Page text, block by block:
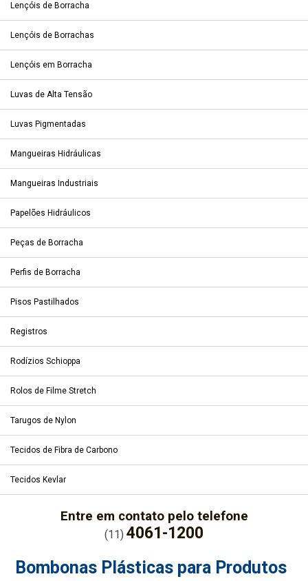
Lençóis de Borracha
Lençóis de Borrachas
Lençóis em Borracha
Luvas de Alta Tensão
Luvas Pigmentadas
Mangueiras Hidráulicas
Mangueiras Industriais
Papelões Hidráulicos
Peças de Borracha
Perfis de Borracha
Pisos Pastilhados
Registros
Rodízios Schioppa
Rolos de Filme Stretch
Tarugos de Nylon
Tecidos de Fibra de Carbono
Tecidos Kevlar
Entre em contato pelo telefone
(11) 4061-1200
Bombonas Plásticas para Produtos